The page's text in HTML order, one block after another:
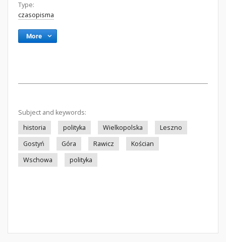
Type:
czasopisma
More
Subject and keywords:
historia
polityka Wielkopolska
Leszno
Gostyń
Góra Rawicz
Kościan
Wschowa
polityka